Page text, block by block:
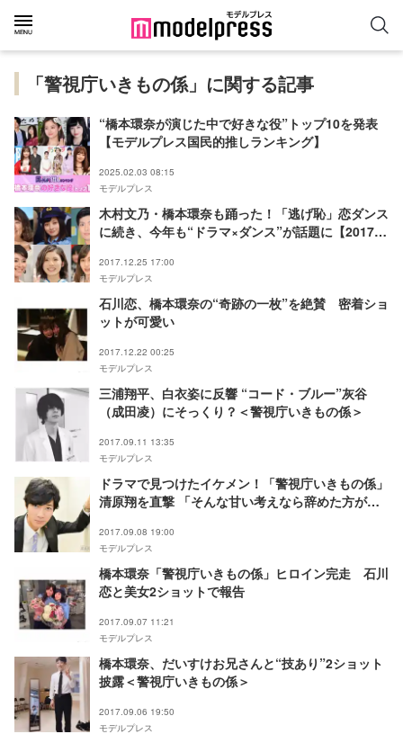
「警視庁いきもの係」に関する記事
“橋本環奈が演じた中で好きな役”トップ10を発表
【モデルプレス国民的推しランキング】
2025.02.03 08:15
モデルプレス
木村文乃・橋本環奈も踊った！「逃げ恥」恋ダンス
に続き、今年も“ドラマ×ダンス”が話題に【2017年
2017.12.25 17:00
モデルプレス
石川恋、橋本環奈の“奇跡の一枚”を絶賛 密着ショ
ットが可愛い
2017.12.22 00:25
モデルプレス
三浦翔平、白衣姿に反響 “コード・ブルー”灰谷
（成田凌）にそっくり？＜警視庁いきもの係＞
2017.09.11 13:35
モデルプレス
ドラマで見つけたイケメン！「警視庁いきもの係」
清原翔を直撃 「そんな甘い考えなら辞めた方がい
ュー＞
2017.09.08 19:00
モデルプレス
橋本環奈「警視庁いきもの係」ヒロイン完走 石川
恋と美女2ショットで報告
2017.09.07 11:21
モデルプレス
橋本環奈、だいすけお兄さんと“技あり”2ショット
披露＜警視庁いきもの係＞
2017.09.06 19:50
モデルプレス